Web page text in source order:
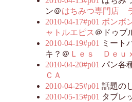
ン＠はちみつ専門店
2010-04-17#p01 ボンボ
ャトルエピス ＠ドゥブ
2010-04-19#p01
ミート
キ？＠ Ｌｅｓ Ｄｅｕ
2010-04-20#p01 パン各
ＣＡ
2010-04-25#p01 話題の
2010-05-15#p01 タブレ